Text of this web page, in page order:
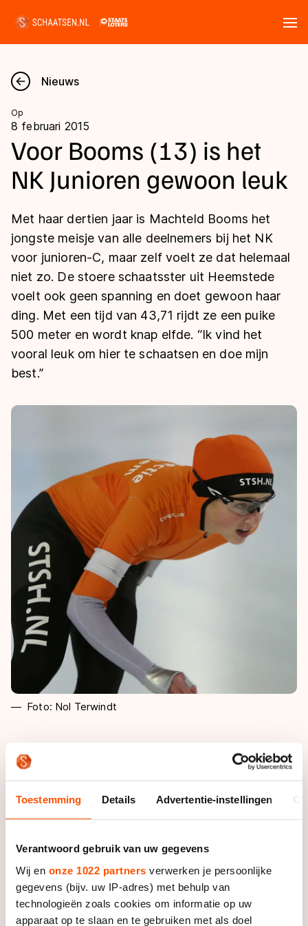
Toestemming Details Advertentie-instellingen
Verantwoord gebruik van uw gegevens
Wij en onze 1022 partners verwerken je persoonlijke
gegevens (bijv. uw IP-adres) met behulp van
technologieën zoals cookies om informatie op uw
apparaat op te slaan en te gebruiken met als doel
Nieuws
Kalender
Disciplines
Langebaan
Shorttrack
Inlineskaten
Kunstschaatsen
Schoonrijden
Natuurijs
Uitslagen
Langebaan
Shorttrack
Marathon
Inlineskaten
Kunstschaatsen
Tijden & historie
Ranglijsten Langebaan
Persoonlijke records & tijden
Historie & statistiek
De weg op
Inschrijven wedstrijden
Algemene Nederlandse Schaatstijd
Schaatsfans
Evenementen
Word schaatsfan!
Winacties
Olympische Spelen
Medaillespiegel
Olympische uitslagen
Van Jong tot Goud verhalen
Nieuws
Op
8 februari 2015
Voor Booms (13) is het
NK Junioren gewoon leuk
Met haar dertien jaar is Machteld Booms het
jongste meisje van alle deelnemers bij het NK
voor junioren-C, maar zelf voelt ze dat helemaal
niet zo. De stoere schaatsster uit Heemstede
voelt ook geen spanning en doet gewoon haar
ding. Met een tijd van 43,71 rijdt ze een puike
500 meter en wordt knap elfde. ‘’Ik vind het
vooral leuk om hier te schaatsen en doe mijn
best.’’
Foto: Nol Terwindt
Haar tweelingzusje Femke staat een stuk meer
gespannen langs de ijsbaan. Zij heeft zelf altijd veel
last van wedstrijdspanning en mag daarom ook niet
aan het NK Allround mee doen. ‘’Ik ben heel blij voor
Machteld dat ze hier mag rijden, maar ik baal ook dat
grote, witte muts op haar hoofd. ‘’Ik word bij
wedstrijden altijd zo zenuwachtig en daarom ging de
selectiewedstrijd voor dit NK ook niet zo goed.’’
Toch is ze wel naar Deventer gekomen om haar zusje